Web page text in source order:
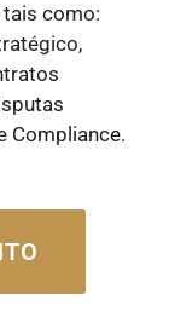
como:
Compliance.